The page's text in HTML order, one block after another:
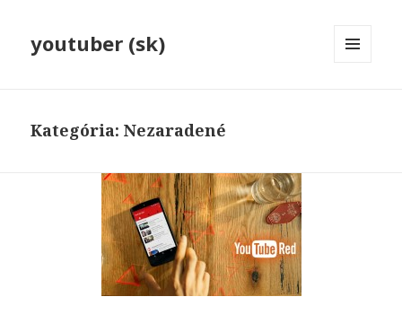
youtuber (sk)
Kategória:Nezaradené